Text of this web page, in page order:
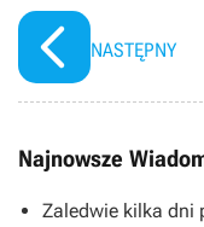
NASTĘPNY
Najnowsze
Zaledwie kilka dni